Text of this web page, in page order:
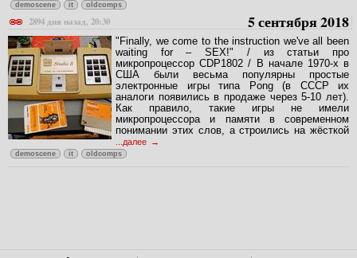
demoscene it oldcomps
2894 дня назад, 20:30 5 сентября 2018
"Finally, we come to the instruction we've all been
waiting for – SEX!" / из статьи про
микропроцессор CDP1802 / В начале 1970-х в
США были весьма популярны простые
электронные игры типа Pong (в СССР их
аналоги появились в продаже через 5-10 лет).
Как правило, такие игры не имели
микропроцессора и памяти в современном
понимании этих слов, а строились на жёсткой
...далее
demoscene it oldcomps